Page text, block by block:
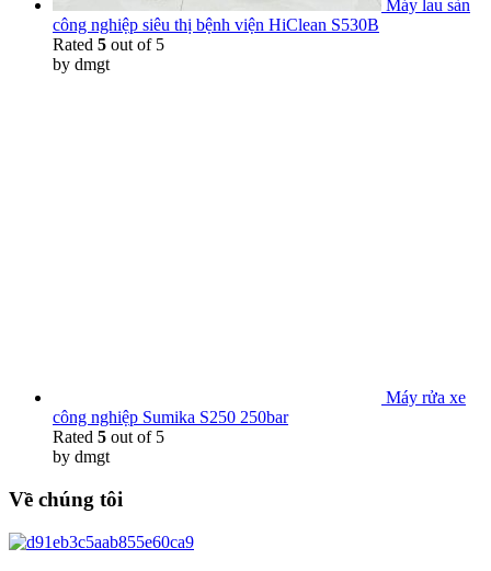
Máy lau sàn
công nghiệp siêu thị bệnh viện HiClean S530B
Rated 5 out of 5
by dmgt
Máy rửa xe
công nghiệp Sumika S250 250bar
Rated 5 out of 5
by dmgt
Về chúng tôi